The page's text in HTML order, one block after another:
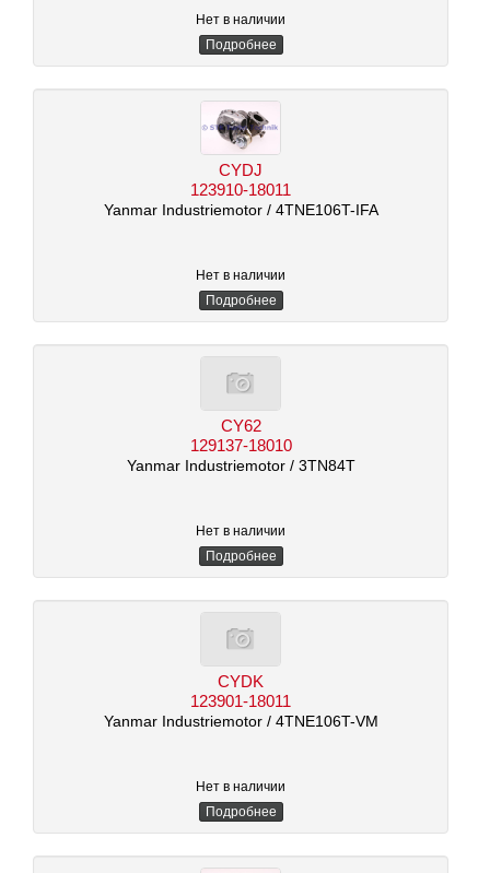
Нет в наличии
Подробнее
CYDJ
123910-18011
Yanmar Industriemotor / 4TNE106T-IFA
Нет в наличии
Подробнее
CY62
129137-18010
Yanmar Industriemotor / 3TN84T
Нет в наличии
Подробнее
CYDK
123901-18011
Yanmar Industriemotor / 4TNE106T-VM
Нет в наличии
Подробнее